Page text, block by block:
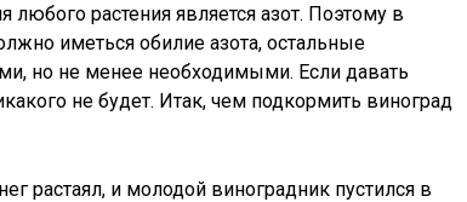
растения является азот. Поэтому в
иметься обилие азота, остальные
но не менее необходимыми. Если давать
не будет. Итак, чем подкормить виноград
растаял, и молодой виноградник пустился в